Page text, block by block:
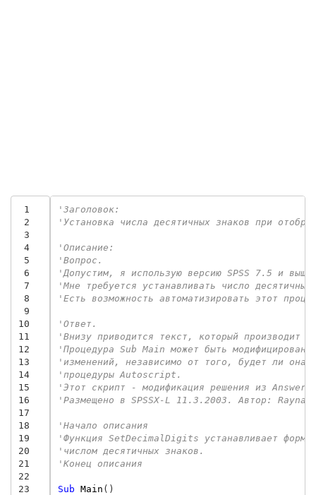
1
2
3
4
5
6
7
8
9
10
11
12
13
14
15
16
17
18
19
20
21
22
23
'Заголовок:
'Установка числа десятичных знаков при
'Описание:
'Вопрос.
'Допустим, я использую версию SPSS 7.5 и
'Мне требуется устанавливать число
'Есть возможность автоматизировать этот
'Ответ.
'Внизу приводится текст, который производит
'Процедура Sub Main может быть
'изменений, независимо от того, будет ли она
'процедуры Autoscript.
'Этот скрипт - модификация решения из
'Размещено в SPSSX-L 11.3.2003. Автор:
'Начало описания
'Функция SetDecimalDigits устанавливает
'числом десятичных знаков.
'Конец описания
Sub Main ()